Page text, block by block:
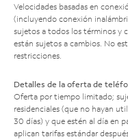
Velocidades basadas en
(incluyendo conexión
sujetos a todos los términos y
están sujetos a cambios. No
restricciones.
Detalles de la oferta de
Oferta por tiempo limitado;
residenciales (que no hayan
30 días) y que estén al día en
aplican tarifas estándar